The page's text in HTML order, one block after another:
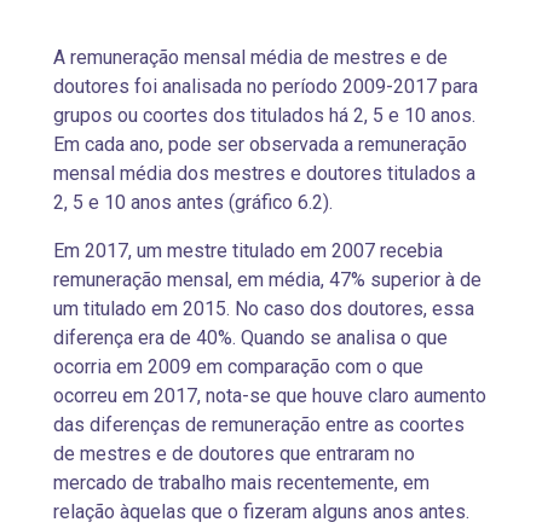
A remuneração mensal média de mestres e de
doutores foi analisada no período 2009-2017 para
grupos ou coortes dos titulados há 2, 5 e 10 anos.
Em cada ano, pode ser observada a remuneração
mensal média dos mestres e doutores titulados a
2, 5 e 10 anos antes (gráfico 6.2).
Em 2017, um mestre titulado em 2007 recebia
remuneração mensal, em média, 47% superior à de
um titulado em 2015. No caso dos doutores, essa
diferença era de 40%. Quando se analisa o que
ocorria em 2009 em comparação com o que
ocorreu em 2017, nota-se que houve claro aumento
das diferenças de remuneração entre as coortes
de mestres e de doutores que entraram no
mercado de trabalho mais recentemente, em
relação àquelas que o fizeram alguns anos antes.